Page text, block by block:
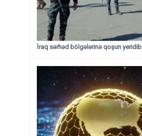
İraq sərhəd bölgələrinə qoşun yeridib